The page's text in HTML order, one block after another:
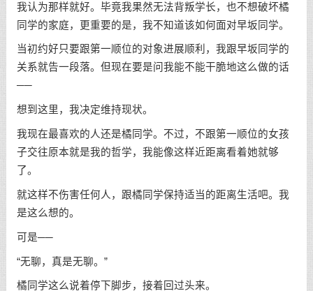
我认为那样就好。毕竟我果然无法背叛学长，也不想破坏橘
同学的家庭，更重要的是，我不知道该如何面对早坂同学。
当初约好只要跟第一顺位的对象进展顺利，我跟早坂同学的
关系就告一段落。但现在要是问我能不能干脆地这么做的话
──
想到这里，我决定维持现状。
我现在最喜欢的人还是橘同学。不过，不跟第一顺位的女孩
子交往原本就是我的哲学，我能像这样近距离看着她就够
了。
就这样不伤害任何人，跟橘同学保持适当的距离生活吧。我
是这么想的。
可是──
“无聊，真是无聊。”
橘同学这么说着停下脚步，接着回过头来。